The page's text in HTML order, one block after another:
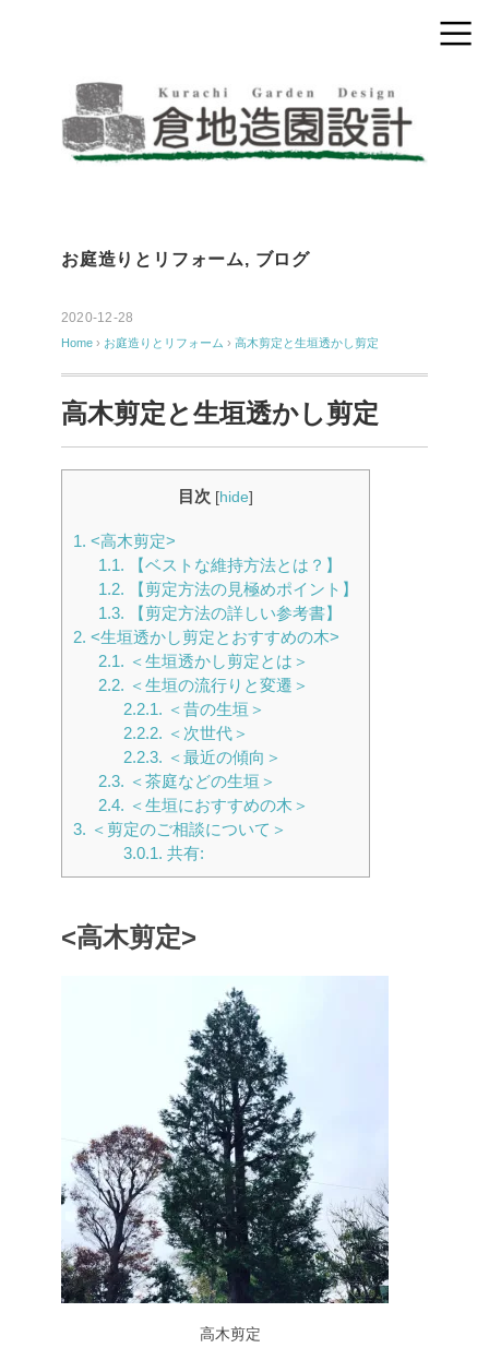
お庭造りとリフォーム, ブログ
2020-12-28
Home › お庭造りとリフォーム › 高木剪定と生垣透かし剪定
高木剪定と生垣透かし剪定
目次 [hide]
1. <高木剪定>
1.1. 【ベストな維持方法とは？】
1.2. 【剪定方法の見極めポイント】
1.3. 【剪定方法の詳しい参考書】
2. <生垣透かし剪定とおすすめの木>
2.1. ＜生垣透かし剪定とは＞
2.2. ＜生垣の流行りと変遷＞
2.2.1. ＜昔の生垣＞
2.2.2. ＜次世代＞
2.2.3. ＜最近の傾向＞
2.3. ＜茶庭などの生垣＞
2.4. ＜生垣におすすめの木＞
3. ＜剪定のご相談について＞
3.0.1. 共有:
<高木剪定>
高木剪定